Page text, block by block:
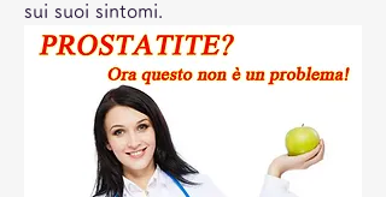
sui suoi sintomi.